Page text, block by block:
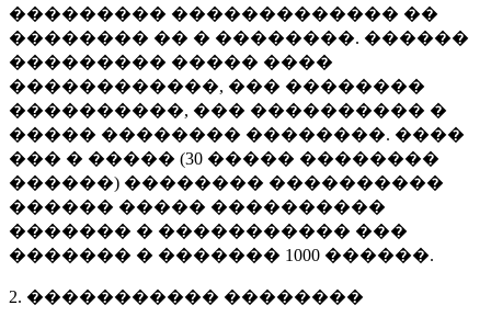
��������� ������������� ��
�������� �� � ��������. ������
��������� ����� ����
������������, ��� ��������
����������, ��� ���������� �
����� �������� ��������. ����
��� � ����� (30 ����� ��������
������) �������� ����������
������ ����� ����������
������� � ����������� ���
������� � ������� 1000 ������.
2. ����������� ��������